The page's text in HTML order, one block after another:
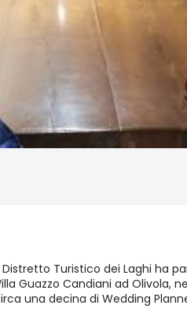
Distretto Turistico dei Laghi ha
Guazzo Candiani ad Olivola,
una decina di Wedding